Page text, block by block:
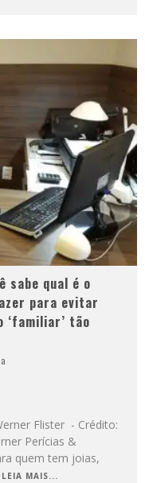
sabe qual é o
para evitar
‘familiar’ tão
Flister - Crédito:
Perícias &
quem tem joias,
LEIA MAIS...